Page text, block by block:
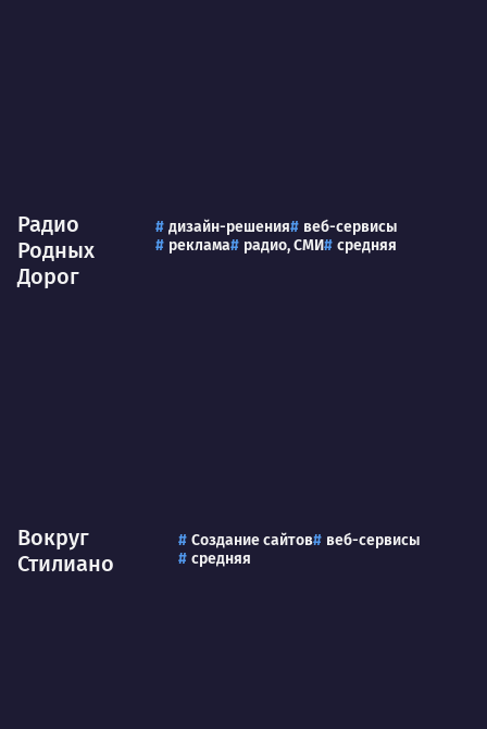
Радио
Родных
Дорог
дизайн-решения
веб-сервисы
реклама
радио, СМИ средняя
Вокруг
Стилиано
Создание сайтов
веб-сервисы
средняя